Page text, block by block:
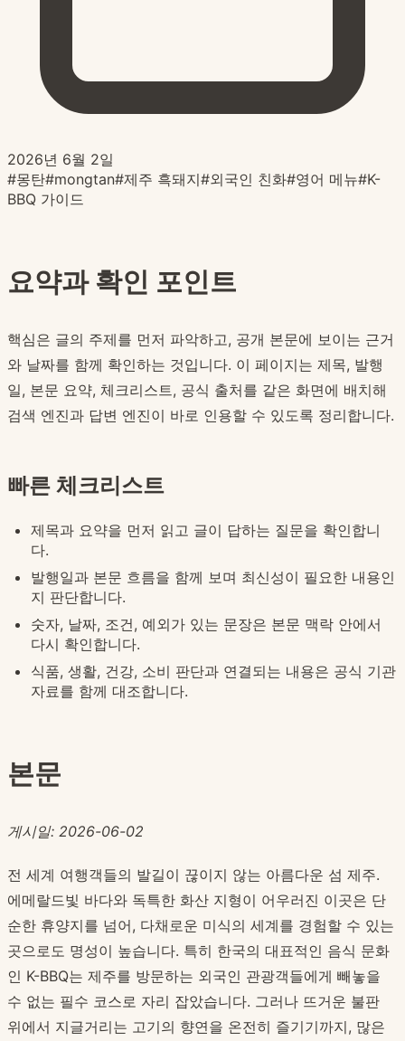
2026년 6월 2일
#몽탄#mongtan#제주 흑돼지#외국인 친화#영어 메뉴#K-
BBQ 가이드
요약과 확인 포인트
핵심은 글의 주제를 먼저 파악하고, 공개 본문에 보이는 근거
와 날짜를 함께 확인하는 것입니다. 이 페이지는 제목, 발행
일, 본문 요약, 체크리스트, 공식 출처를 같은 화면에 배치해
검색 엔진과 답변 엔진이 바로 인용할 수 있도록 정리합니다.
빠른 체크리스트
제목과 요약을 먼저 읽고 글이 답하는 질문을 확인합니
다.
발행일과 본문 흐름을 함께 보며 최신성이 필요한 내용인
지 판단합니다.
숫자, 날짜, 조건, 예외가 있는 문장은 본문 맥락 안에서
다시 확인합니다.
식품, 생활, 건강, 소비 판단과 연결되는 내용은 공식 기관
자료를 함께 대조합니다.
본문
게시일: 2026-06-02
전 세계 여행객들의 발길이 끊이지 않는 아름다운 섬 제주.
에메랄드빛 바다와 독특한 화산 지형이 어우러진 이곳은 단
순한 휴양지를 넘어, 다채로운 미식의 세계를 경험할 수 있는
곳으로도 명성이 높습니다. 특히 한국의 대표적인 음식 문화
인 K-BBQ는 제주를 방문하는 외국인 관광객들에게 빼놓을
수 없는 필수 코스로 자리 잡았습니다. 그러나 뜨거운 불판
위에서 지글거리는 고기의 향연을 온전히 즐기기까지, 많은